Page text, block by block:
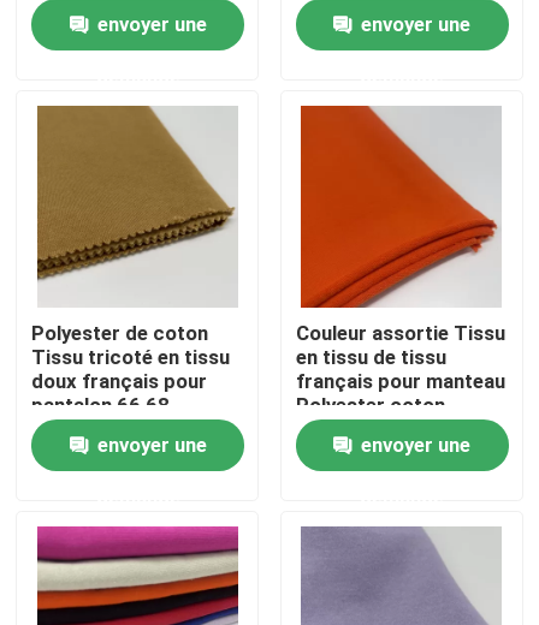
Vidéos
Terry Fabric français
Tissu visqueux de toile
Tissu de laine polaire
Shell Fabric molle
Tissus de broderie en coton
de tissu de tissu de
tissu de tissu de tissu
de tissu de tissu de
envoyer une envoyer une
Polyester de coton
Tissu tricoté en tissu
doux français pour
pantalon 66 68
envoyer une
Couleur assortie Tissu
en tissu de tissu
français pour manteau
Polyester coton
envoyer une